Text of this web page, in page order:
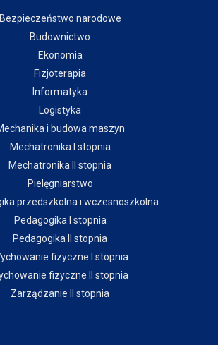
Bezpieczeństwo narodowe
Budownictwo
Ekonomia
Fizjoterapia
Informatyka
Logistyka
i budowa maszyn
Mechatronika I stopnia
Mechatronika II stopnia
Pielęgniarstwo
przedszkolna i wczesnoszkolna
Pedagogika I stopnia
Pedagogika II stopnia
fizyczne I stopnia
fizyczne II stopnia
Zarządzanie II stopnia